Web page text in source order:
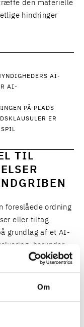
Om
den materielle
hindringer
AI-
AI-
PÅ PLADS
ER
TIL
foreslåede ordning
eller tiltag
grundlag af et AI-
herunder
giver derfor
afgørelser uden